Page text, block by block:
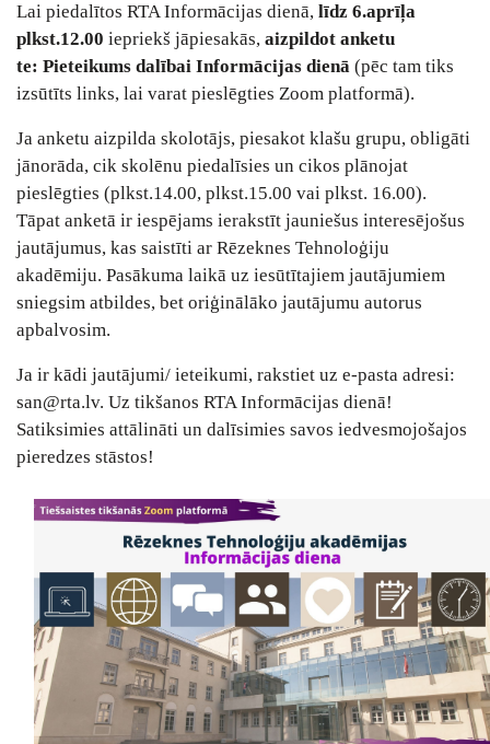
Lai piedalītos RTA Informācijas dienā, līdz 6.aprīļa
plkst.12.00 iepriekš jāpiesakās, aizpildot anketu
te: Pieteikums dalībai Informācijas dienā (pēc tam tiks
izsūtīts links, lai varat pieslēgties Zoom platformā).
Ja anketu aizpilda skolotājs, piesakot klašu grupu, obligāti
jānorāda, cik skolēnu piedalīsies un cikos plānojat
pieslēgties (plkst.14.00, plkst.15.00 vai plkst. 16.00).
Tāpat anketā ir iespējams ierakstīt jauniešus interesējošus
jautājumus, kas saistīti ar Rēzeknes Tehnoloģiju
akadēmiju. Pasākuma laikā uz iesūtītajiem jautājumiem
sniegsim atbildes, bet oriģinālāko jautājumu autorus
apbalvosim.
Ja ir kādi jautājumi/ ieteikumi, rakstiet uz e-pasta adresi:
san@rta.lv. Uz tikšanos RTA Informācijas dienā!
Satiksimies attālināti un dalīsimies savos iedvesmojošajos
pieredzes stāstos!